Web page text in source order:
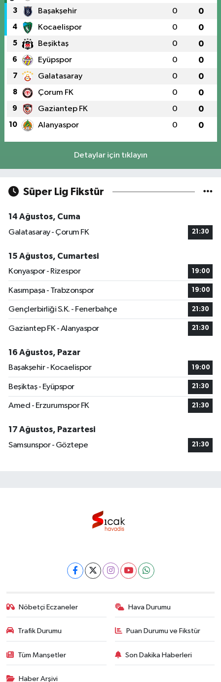
3 Başakşehir 0 0
4 Kocaelispor 0 0
5 Beşiktaş 0 0
6 Eyüpspor 0 0
7 Galatasaray 0 0
8 Çorum FK 0 0
9 Gaziantep FK 0 0
10 Alanyaspor 0 0
Detaylar için tıklayın
Süper Lig Fikstür
14 Ağustos, Cuma
Galatasaray - Çorum FK
21:30
15 Ağustos, Cumartesi
Konyaspor - Rizespor
19:00
Kasımpaşa - Trabzonspor 19:00
Gençlerbirliği S.K. - Fenerbahçe 21:30
Gaziantep FK - Alanyaspor 21:30
16 Ağustos, Pazar
Başakşehir - Kocaelispor
19:00
Beşiktaş - Eyüpspor 21:30
Amed - Erzurumspor FK 21:30
17 Ağustos, Pazartesi
Samsunspor - Göztepe
21:30
Nöbetçi Eczaneler Hava Durumu
Trafik Durumu Puan Durumu ve Fikstür
Tüm Manşetler Son Dakika Haberleri
Haber Arşivi